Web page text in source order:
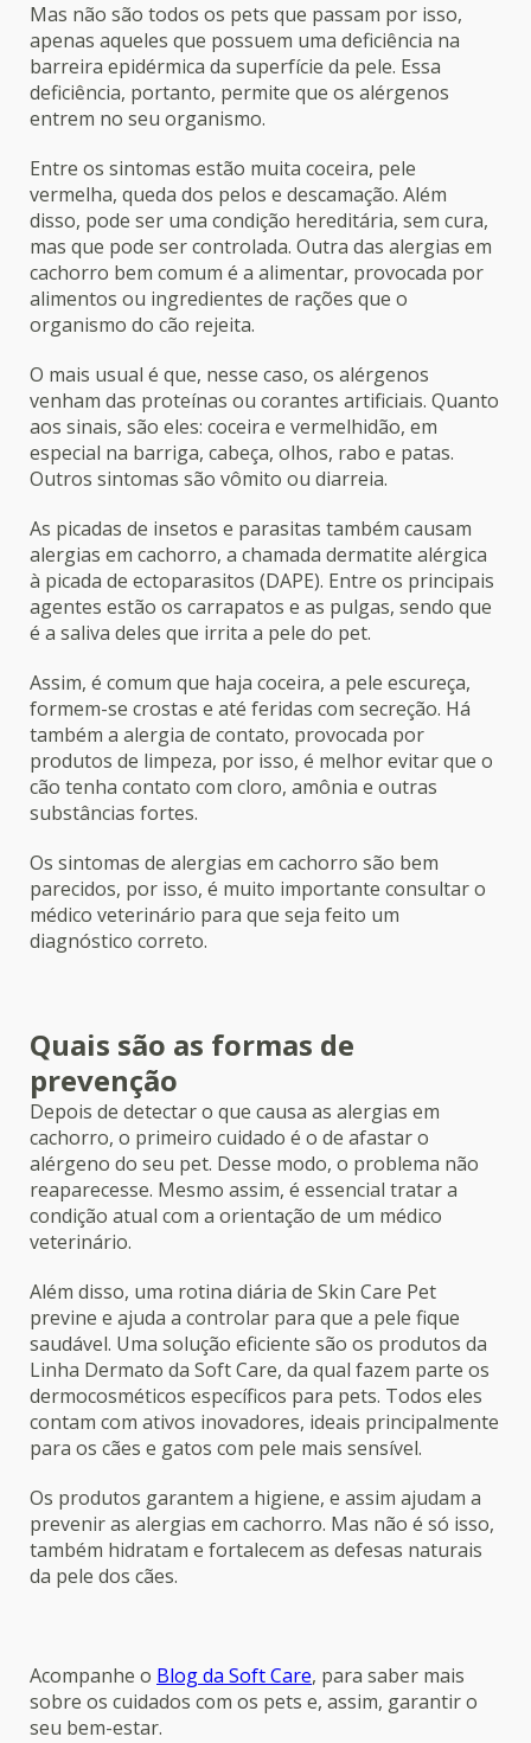
Mas não são todos os pets que passam por isso,
apenas aqueles que possuem uma deficiência na
barreira epidérmica da superfície da pele. Essa
deficiência, portanto, permite que os alérgenos
entrem no seu organismo.
Entre os sintomas estão muita coceira, pele
vermelha, queda dos pelos e descamação. Além
disso, pode ser uma condição hereditária, sem cura,
mas que pode ser controlada. Outra das alergias em
cachorro bem comum é a alimentar, provocada por
alimentos ou ingredientes de rações que o
organismo do cão rejeita.
O mais usual é que, nesse caso, os alérgenos
venham das proteínas ou corantes artificiais. Quanto
aos sinais, são eles: coceira e vermelhidão, em
especial na barriga, cabeça, olhos, rabo e patas.
Outros sintomas são vômito ou diarreia.
As picadas de insetos e parasitas também causam
alergias em cachorro, a chamada dermatite alérgica
à picada de ectoparasitos (DAPE). Entre os principais
agentes estão os carrapatos e as pulgas, sendo que
é a saliva deles que irrita a pele do pet.
Assim, é comum que haja coceira, a pele escureça,
formem-se crostas e até feridas com secreção. Há
também a alergia de contato, provocada por
produtos de limpeza, por isso, é melhor evitar que o
cão tenha contato com cloro, amônia e outras
substâncias fortes.
Os sintomas de alergias em cachorro são bem
parecidos, por isso, é muito importante consultar o
médico veterinário para que seja feito um
diagnóstico correto.
Quais são as formas de
prevenção
Depois de detectar o que causa as alergias em
cachorro, o primeiro cuidado é o de afastar o
alérgeno do seu pet. Desse modo, o problema não
reaparecesse. Mesmo assim, é essencial tratar a
condição atual com a orientação de um médico
veterinário.
Além disso, uma rotina diária de Skin Care Pet
previne e ajuda a controlar para que a pele fique
saudável. Uma solução eficiente são os produtos da
Linha Dermato da Soft Care, da qual fazem parte os
dermocosméticos específicos para pets. Todos eles
contam com ativos inovadores, ideais principalmente
para os cães e gatos com pele mais sensível.
Os produtos garantem a higiene, e assim ajudam a
prevenir as alergias em cachorro. Mas não é só isso,
também hidratam e fortalecem as defesas naturais
da pele dos cães.
Acompanhe o Blog da Soft Care, para saber mais
sobre os cuidados com os pets e, assim, garantir o
seu bem-estar.